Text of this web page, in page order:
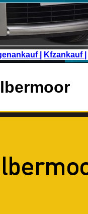
| Kfzankauf |